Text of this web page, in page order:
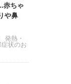
赤ちゃ
や鼻
発熱・
状のお